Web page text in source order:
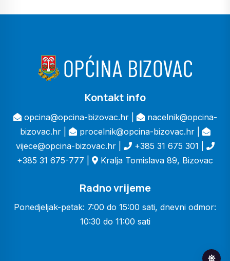
Kontakt info
opcina@opcina-bizovac.hr |
nacelnik@opcina-
bizovac.hr |
procelnik@opcina-bizovac.hr |
vijece@opcina-bizovac.hr |
+385 31 675 301 |
+385 31 675-777 |
Kralja Tomislava 89, Bizovac
Radno vrijeme
Ponedjeljak-petak: 7:00 do 15:00 sati, dnevni odmor:
10:30 do 11:00 sati